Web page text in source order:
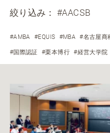
絞り込み：#AACSB
#AMBA #EQUIS #MBA #名古屋商
#国際認証 #栗本博行 #経営大学院